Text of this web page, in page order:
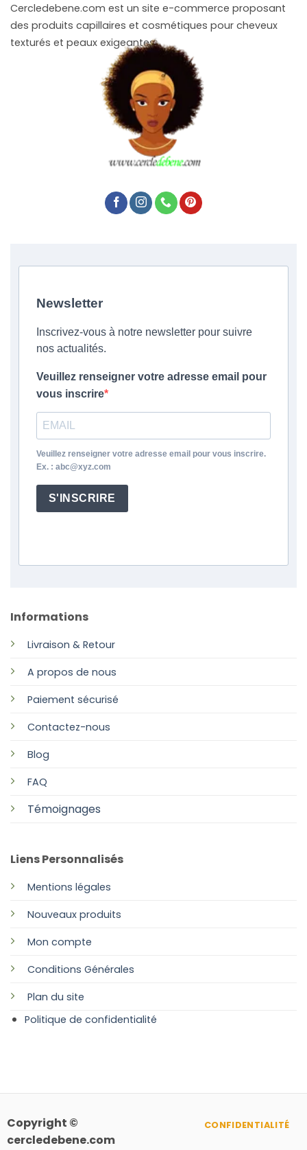
Cercledebene.com est un site e-commerce proposant
des produits capillaires et cosmétiques pour cheveux
texturés et peaux exigeantes.
Informations
Livraison & Retour
A propos de nous
Paiement sécurisé
Contactez-nous
Blog
FAQ
Témoignages
Liens Personnalisés
Mentions légales
Nouveaux produits
Mon compte
Conditions Générales
Plan du site
Politique de confidentialité
Newsletter
Inscrivez-vous à notre newsletter pour suivre
nos actualités.
Veuillez renseigner votre adresse email pour
vous inscrire
Veuillez renseigner votre adresse email pour vous inscrire.
Ex. : abc@xyz.com
S'INSCRIRE
Copyright ©
cercledebene.com
CONFIDENTIALITÉ